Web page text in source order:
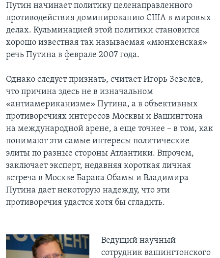
Путин начинает политику целенаправленного
противодействия доминированию США в мировых
делах. Кульминацией этой политики становится
хорошо известная так называемая «мюнхенская»
речь Путина в феврале 2007 года.
Однако следует признать, считает Игорь Зевелев,
что причина здесь не в изначальном
«антиамериканизме» Путина, а в объективных
противоречиях интересов Москвы и Вашингтона
на международной арене, а еще точнее – в том, как
понимают эти самые интересы политические
элиты по разные стороны Атлантики. Впрочем,
заключает эксперт, недавняя короткая личная
встреча в Москве Барака Обамы и Владимира
Путина дает некоторую надежду, что эти
противоречия удастся хотя бы сгладить.
Ведущий научный
сотрудник вашингтонского